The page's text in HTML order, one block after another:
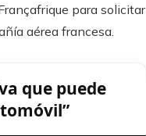
para solicitar
aérea francesa.
que puede